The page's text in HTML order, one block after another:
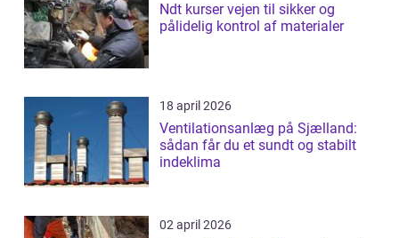
Ndt kurser vejen til sikker og
pålidelig kontrol af materialer
18 april 2026
Ventilationsanlæg på Sjælland:
sådan får du et sundt og stabilt
indeklima
02 april 2026